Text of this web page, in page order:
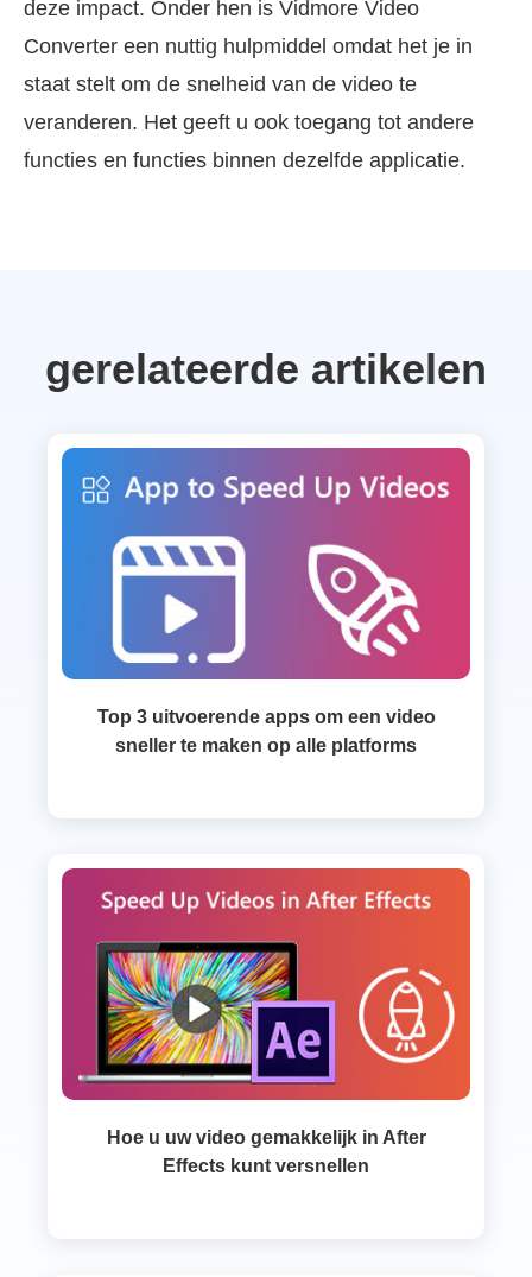
deze impact. Onder hen is Vidmore Video
Converter een nuttig hulpmiddel omdat het je in
staat stelt om de snelheid van de video te
veranderen. Het geeft u ook toegang tot andere
functies en functies binnen dezelfde applicatie.
gerelateerde artikelen
Top 3 uitvoerende apps om een video
sneller te maken op alle platforms
Hoe u uw video gemakkelijk in After
Effects kunt versnellen